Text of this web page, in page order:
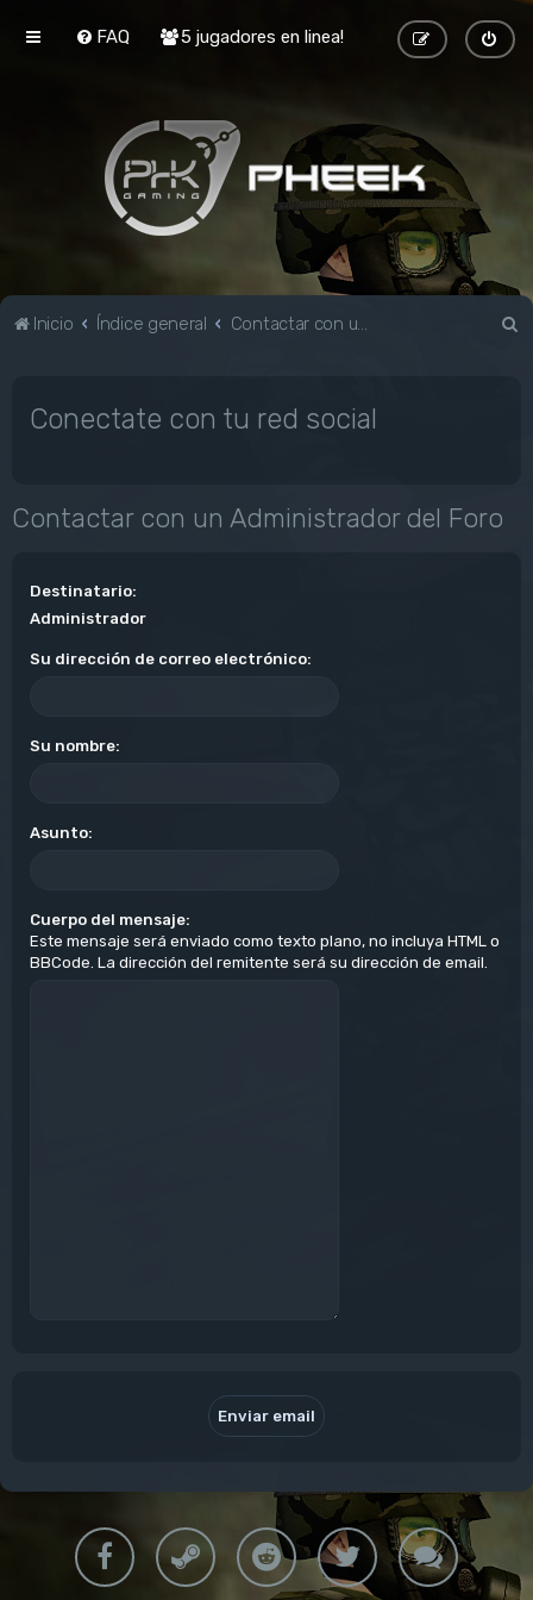
FAQ 5 jugadores en linea!
Inicio Índice general Contactar con un Administrador del Foro
Conectate con tu red social
Contactar con un Administrador del Foro
Destinatario:
Administrador
Su dirección de correo electrónico:
Su nombre:
Asunto:
Cuerpo del mensaje:
Este mensaje será enviado como texto plano, no incluya HTML o
BBCode. La dirección del remitente será su dirección de email.